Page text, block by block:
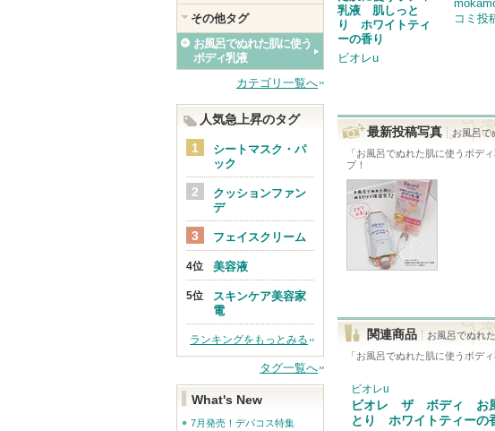
乳液 肌しっと
り ホワイトティ
ーの香り
ビオレu
コミ投
最新投稿写真
お風呂で
「お風呂でぬれた肌に使うボデ
プ！
関連商品
お風呂でぬれ
「お風呂でぬれた肌に使うボデ
ビオレu
ビオレ ザ ボディ お風
とり ホワイトティーの
その他タグ
お風呂でぬれた肌に使う
ボディ乳液
カテゴリ一覧へ
人気急上昇のタグ
シートマスク・パ
ック
クッションファン
デ
フェイスクリーム
美容液
スキンケア美容家
電
ランキングをもっとみる
タグ一覧へ
What's New
7月発売！デパコス特集